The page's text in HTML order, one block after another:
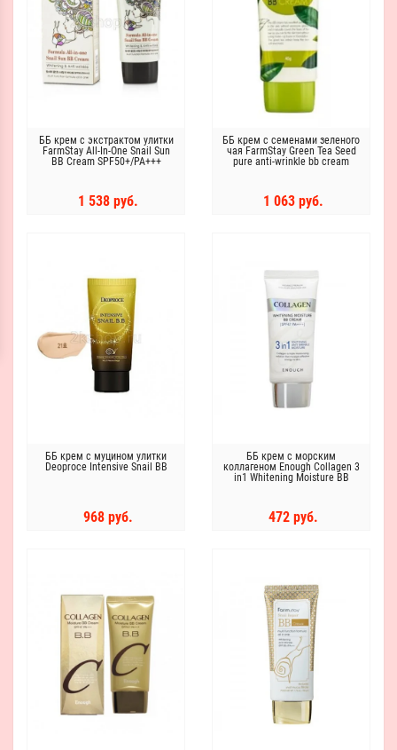
ББ крем с экстрактом улитки
FarmStay All-In-One Snail Sun
BB Cream SPF50+/PA+++
1 538 руб.
ББ крем с семенами зеленого
чая FarmStay Green Tea Seed
pure anti-wrinkle bb cream
1 063 руб.
ББ крем с муцином улитки
Deoproce Intensive Snail BB
968 руб.
ББ крем с морским
коллагеном Enough Collagen 3
in1 Whitening Moisture BB
472 руб.